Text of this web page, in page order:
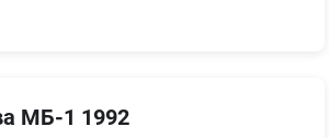
МБ-1 1992